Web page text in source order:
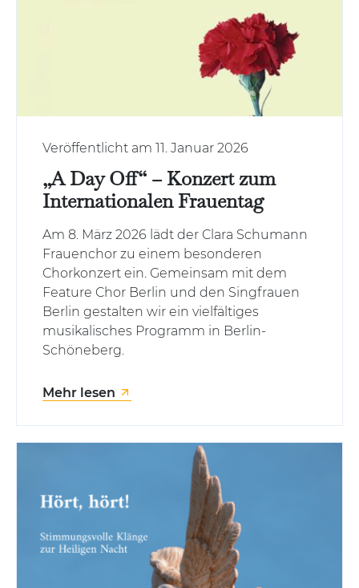
Veröffentlicht am 11. Januar 2026
„A Day Off“ – Konzert zum
Internationalen Frauentag
Am 8. März 2026 lädt der Clara Schumann
Frauenchor zu einem besonderen
Chorkonzert ein. Gemeinsam mit dem
Feature Chor Berlin und den Singfrauen
Berlin gestalten wir ein vielfältiges
musikalisches Programm in Berlin-
Schöneberg.
Mehr lesen